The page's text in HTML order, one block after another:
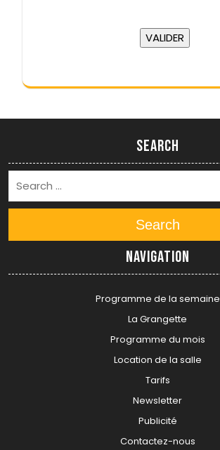
Search
Search
Navigation
Programme de la semaine
La Grangette
Programme du mois
Location de la salle
Tarifs
Newsletter
Publicité
Contactez-nous